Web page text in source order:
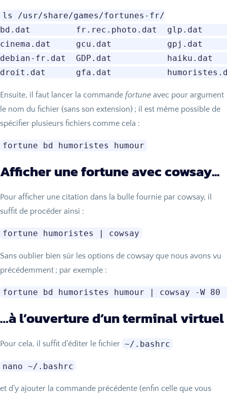
ls /usr/share/games/fortunes-fr/
bd.dat         fr.rec.photo.dat  glp.dat
cinema.dat     gcu.dat           gpj.dat
debian-fr.dat  GDP.dat
Ensuite, il faut lancer la commande fortune avec pour argument
le nom du fichier (sans son extension) ; il est même possible de
spécifier plusieurs fichiers comme cela :
Afficher une fortune avec cowsay...
Pour afficher une citation dans la bulle fournie par cowsay, il
suffit de procéder ainsi :
Sans oublier bien sûr les options de cowsay que nous avons vu
précédemment ; par exemple :
…à l’ouverture d’un terminal virtuel
Pour cela, il suffit d’éditer le fichier ~/.bashrc
et d’y ajouter la commande précédente (enfin celle que vous